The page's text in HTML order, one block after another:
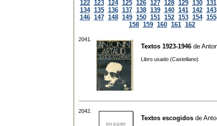
122 123 124 125 126 127 128 129 130 131
134 135 136 137 138 139 140 141 142 143
146 147 148 149 150 151 152 153 154 155
158 159 160 161 162
2041.
Textos 1923-1946 de
Libro usado (Castellano)
2042.
Textos escogidos de